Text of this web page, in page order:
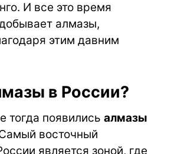
И все это время
алмазы,
этим давним
в России?
тогда появились алмазы
восточный
является зоной, где